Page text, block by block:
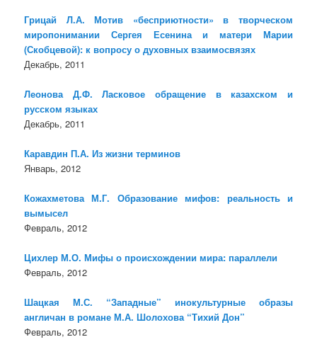
Грицай Л.А. Мотив «бесприютности» в творческом
миропонимании Сергея Есенина и матери Марии
(Скобцевой): к вопросу о духовных взаимосвязях
Декабрь, 2011
Леонова Д.Ф. Ласковое обращение в казахском и
русском языках
Декабрь, 2011
Каравдин П.А. Из жизни терминов
Январь, 2012
Кожахметова М.Г. Образование мифов: реальность и
вымысел
Февраль, 2012
Цихлер М.О. Мифы о происхождении мира: параллели
Февраль, 2012
Шацкая М.С. “Западные” инокультурные образы
англичан в романе М.А. Шолохова “Тихий Дон”
Февраль, 2012